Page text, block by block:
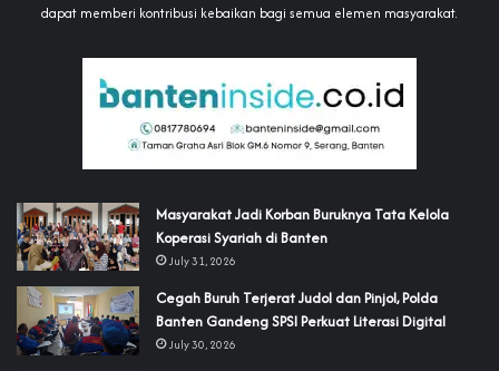
dapat memberi kontribusi kebaikan bagi semua elemen masyarakat.
‎Masyarakat Jadi Korban Buruknya Tata Kelola
Koperasi Syariah di Banten
July 31, 2026
Cegah Buruh Terjerat Judol dan Pinjol, Polda
Banten Gandeng SPSI Perkuat Literasi Digital
July 30, 2026